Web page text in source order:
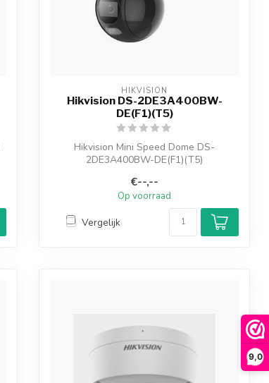
9,0
HIKVISION
Hikvision DS-2DE3A400BW-
DE(F1)(T5)
Hikvision Mini Speed Dome DS-
2DE3A400BW-DE(F1)(T5)
€--,--
Op voorraad
Vergelijk